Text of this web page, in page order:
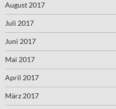
August 2017
Juli 2017
Juni 2017
Mai 2017
April 2017
März 2017